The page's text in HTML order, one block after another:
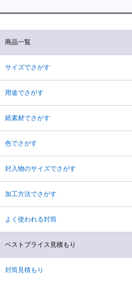
商品一覧
サイズでさがす
用途でさがす
紙素材でさがす
色でさがす
封入物のサイズでさがす
加工方法でさがす
よく使われる封筒
ベストプライス見積もり
封筒見積もり